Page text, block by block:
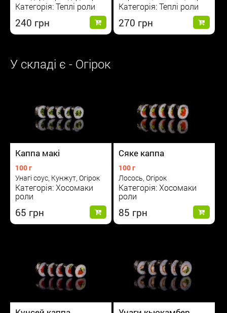
Категорія: Теплі роли
240
Категорія: Теплі роли
270
У складі є - Огірок
Каппа макі
100 г
Унагі соус, Кунжут, Огірок
Категорія: Хосомаки
роли
65
Сяке каппа
100 г
Лосось, Огірок
Категорія: Хосомаки
роли
85